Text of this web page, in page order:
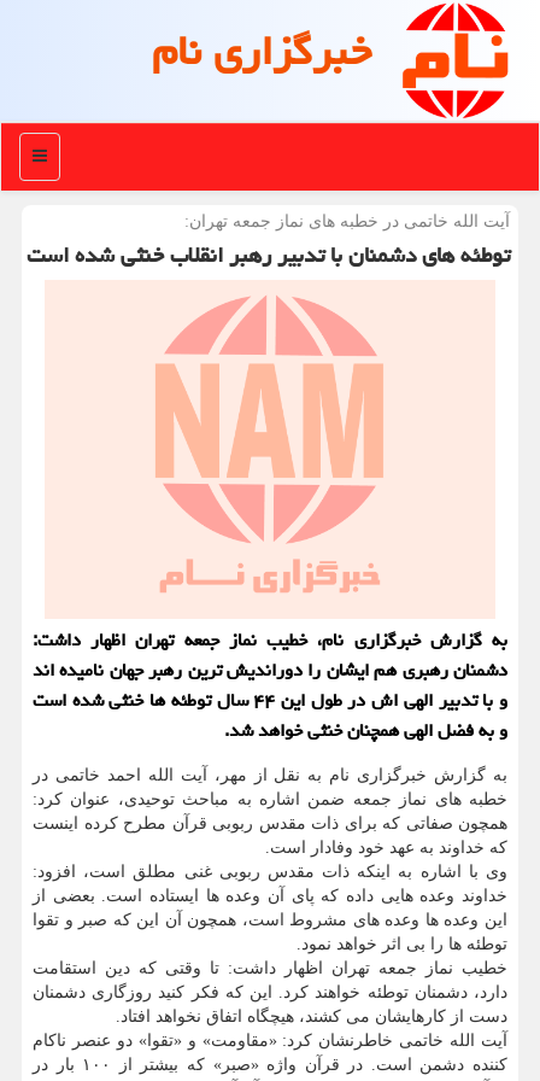
خبرگزاری نام
منو
آیت الله خاتمی در خطبه های نماز جمعه تهران:
توطئه های دشمنان با تدبیر رهبر انقلاب خنثی شده است
به گزارش خبرگزاری نام، خطیب نماز جمعه تهران اظهار داشت:
دشمنان رهبری هم ایشان را دوراندیش ترین رهبر جهان نامیده اند
و با تدبیر الهی اش در طول این ۴۴ سال توطئه ها خنثی شده است
و به فضل الهی همچنان خنثی خواهد شد.
به گزارش خبرگزاری نام به نقل از مهر، آیت الله احمد خاتمی در
خطبه های نماز جمعه ضمن اشاره به مباحث توحیدی، عنوان کرد:
همچون صفاتی که برای ذات مقدس ربوبی قرآن مطرح کرده اینست
که خداوند به عهد خود وفادار است.
وی با اشاره به اینکه ذات مقدس ربوبی غنی مطلق است، افزود:
خداوند وعده هایی داده که پای آن وعده ها ایستاده است. بعضی از
این وعده ها وعده های مشروط است، همچون آن این که صبر و تقوا
توطئه ها را بی اثر خواهد نمود.
خطیب نماز جمعه تهران اظهار داشت: تا وقتی که دین استقامت
دارد، دشمنان توطئه خواهند کرد. این که فکر کنید روزگاری دشمنان
دست از کارهایشان می کشند، هیچگاه اتفاق نخواهد افتاد.
آیت الله خاتمی خاطرنشان کرد: «مقاومت» و «تقوا» دو عنصر ناکام
کننده دشمن است. در قرآن واژه «صبر» که بیشتر از ۱۰۰ بار در